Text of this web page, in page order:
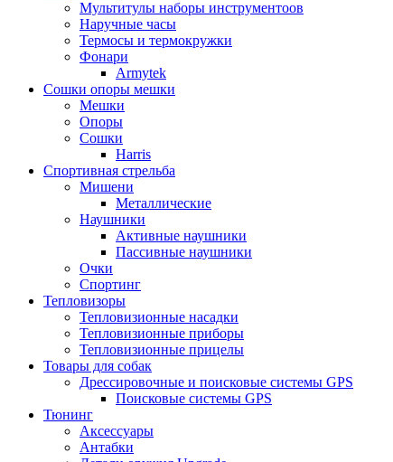
Мультитулы наборы инструментоов
Наручные часы
Термосы и термокружки
Фонари
Armytek
Сошки опоры мешки
Мешки
Опоры
Сошки
Harris
Спортивная стрельба
Мишени
Металлические
Наушники
Активные наушники
Пассивные наушники
Очки
Спортинг
Тепловизоры
Тепловизионные насадки
Тепловизионные приборы
Тепловизионные прицелы
Товары для собак
Дрессировочные и поисковые системы GPS
Поисковые системы GPS
Тюнинг
Аксессуары
Антабки